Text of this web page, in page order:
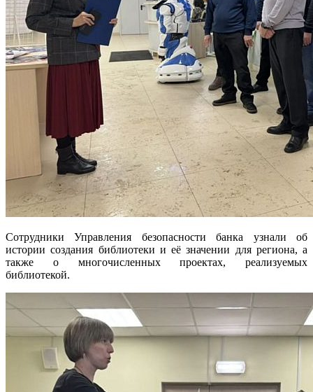
Сотрудники Управления безопасности банка узнали об
истории создания библиотеки и её значении для региона, а
также о многочисленных проектах, реализуемых
библиотекой.